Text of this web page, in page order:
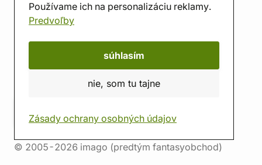
Používame ich na personalizáciu reklamy.
Predvoľby
súhlasím
nie, som tu tajne
Zásady ochrany osobných údajov
O nás
Hodnotenie obchodu
© 2005-2026 imago (predtým fantasyobchod)